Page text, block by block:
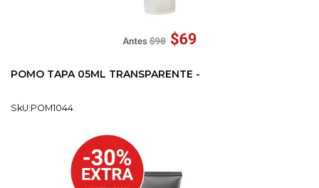
POMO TAPA 05ML TRANSPARENTE -
SkU:POM1044